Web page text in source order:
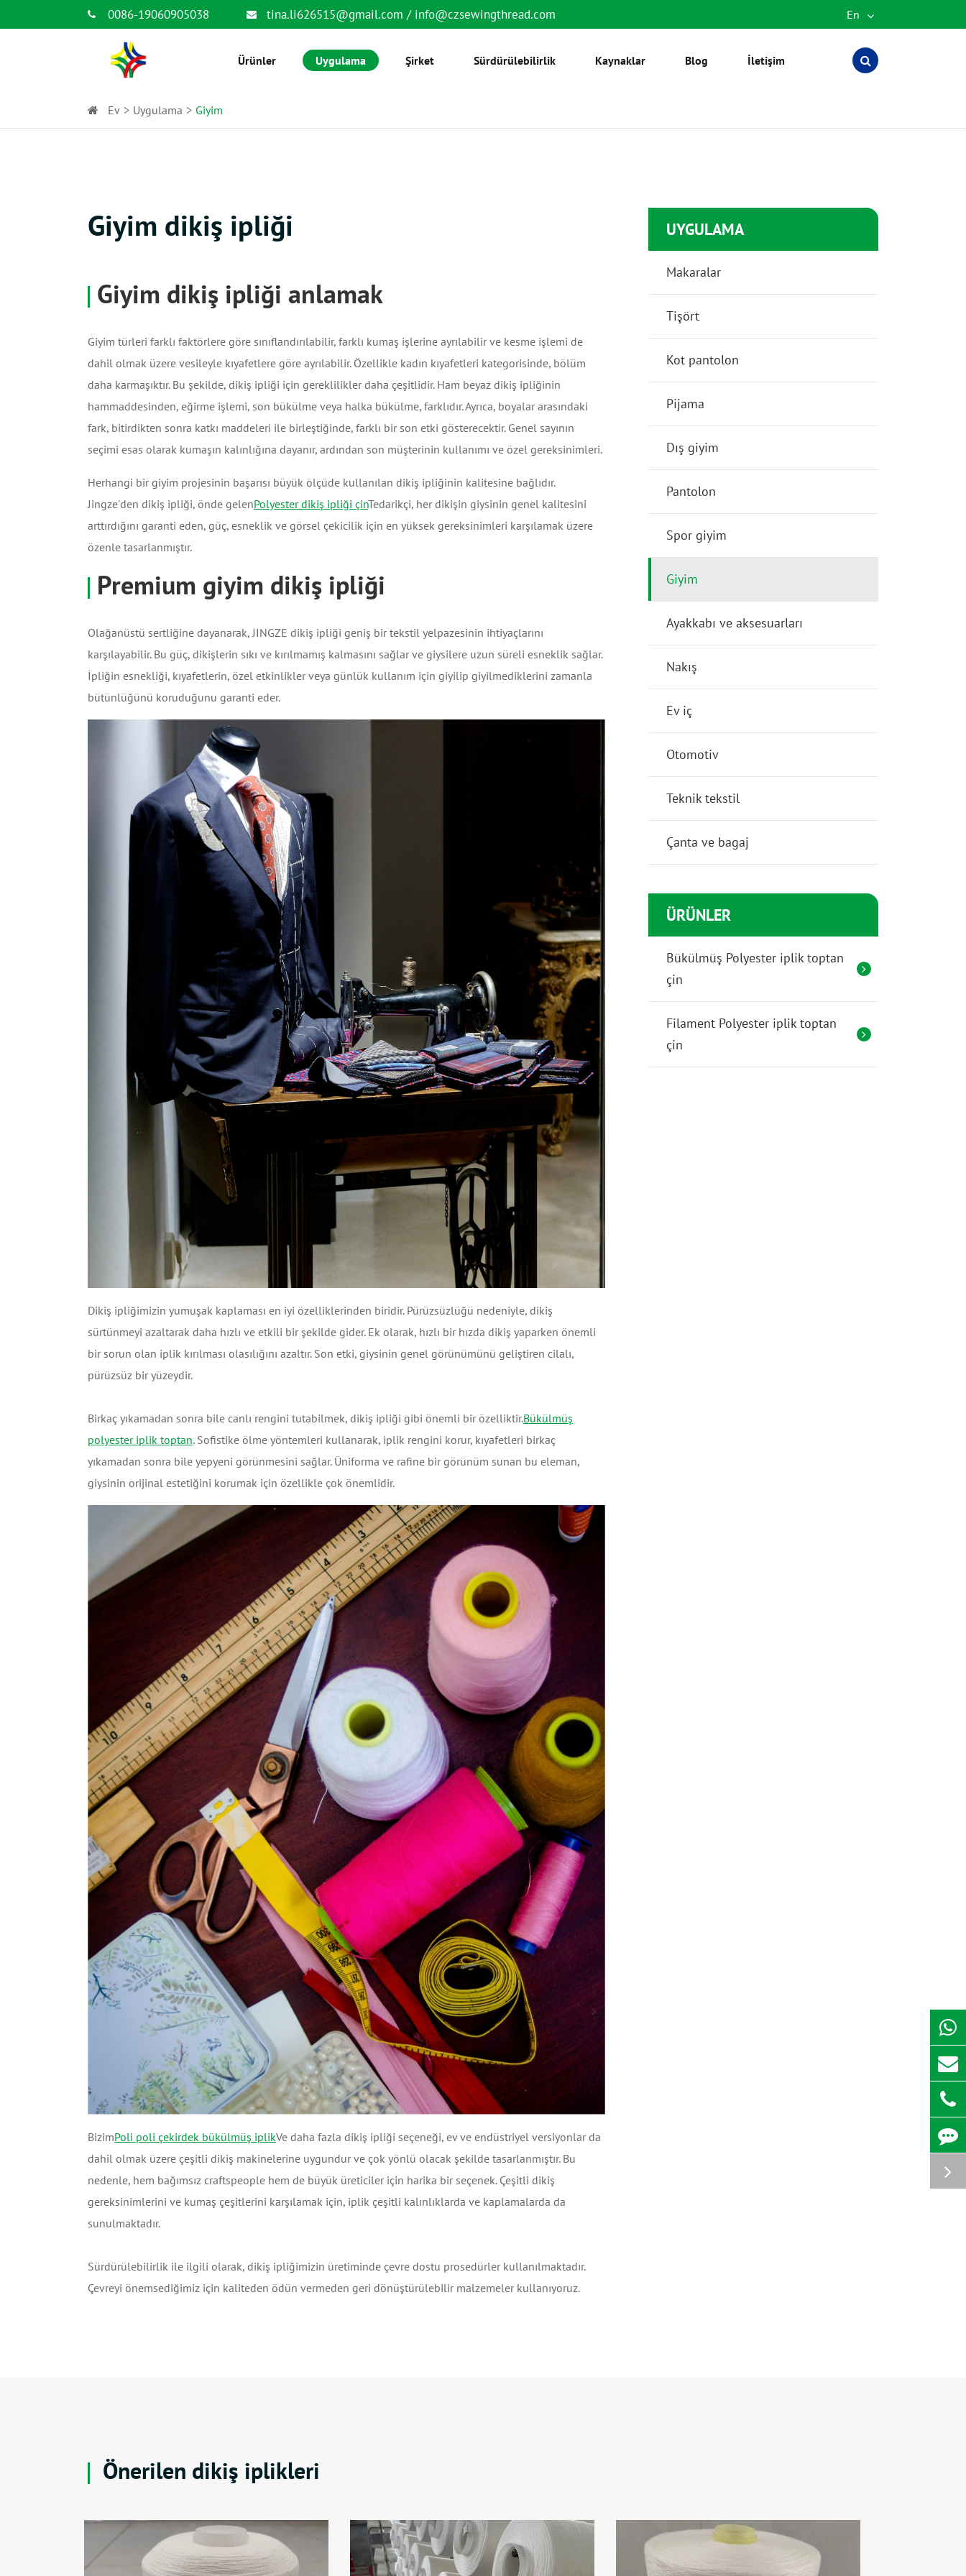
0086-19060905038 tina.li626515@gmail.com / info@czsewingthread.com En
Ürünler Uygulama Şirket Sürdürülebilirlik Kaynaklar Blog İletişim
Ev Uygulama Giyim
Giyim dikiş ipliği
Giyim dikiş ipliği anlamak
Giyim türleri farklı faktörlere göre sınıflandırılabilir, farklı kumaş işlerine ayrılabilir ve kesme işlemi de
dahil olmak üzere vesileyle kıyafetlere göre ayrılabilir. Özellikle kadın kıyafetleri kategorisinde, bölüm
daha karmaşıktır. Bu şekilde, dikiş ipliği için gereklilikler daha çeşitlidir. Ham beyaz dikiş ipliğinin
hammaddesinden, eğirme işlemi, son bükülme veya halka bükülme, farklıdır. Ayrıca, boyalar arasındaki
fark, bitirdikten sonra katkı maddeleri ile birleştiğinde, farklı bir son etki gösterecektir. Genel sayının
seçimi esas olarak kumaşın kalınlığına dayanır, ardından son müşterinin kullanımı ve özel gereksinimleri.
Herhangi bir giyim projesinin başarısı büyük ölçüde kullanılan dikiş ipliğinin kalitesine bağlıdır.
Jingze'den dikiş ipliği, önde gelenPolyester dikiş ipliği çinTedarikçi, her dikişin giysinin genel kalitesini
arttırdığını garanti eden, güç, esneklik ve görsel çekicilik için en yüksek gereksinimleri karşılamak üzere
özenle tasarlanmıştır.
Premium giyim dikiş ipliği
Olağanüstü sertliğine dayanarak, JINGZE dikiş ipliği geniş bir tekstil yelpazesinin ihtiyaçlarını
karşılayabilir. Bu güç, dikişlerin sıkı ve kırılmamış kalmasını sağlar ve giysilere uzun süreli esneklik sağlar.
İpliğin esnekliği, kıyafetlerin, özel etkinlikler veya günlük kullanım için giyilip giyilmediklerini zamanla
bütünlüğünü koruduğunu garanti eder.
Dikiş ipliğimizin yumuşak kaplaması en iyi özelliklerinden biridir. Pürüzsüzlüğü nedeniyle, dikiş
sürtünmeyi azaltarak daha hızlı ve etkili bir şekilde gider. Ek olarak, hızlı bir hızda dikiş yaparken önemli
bir sorun olan iplik kırılması olasılığını azaltır. Son etki, giysinin genel görünümünü geliştiren cilalı,
pürüzsüz bir yüzeydir.
Birkaç yıkamadan sonra bile canlı rengini tutabilmek, dikiş ipliği gibi önemli bir özelliktir.Bükülmüş
polyester iplik toptan. Sofistike ölme yöntemleri kullanarak, iplik rengini korur, kıyafetleri birkaç
yıkamadan sonra bile yepyeni görünmesini sağlar. Üniforma ve rafine bir görünüm sunan bu eleman,
giysinin orijinal estetiğini korumak için özellikle çok önemlidir.
BizimPoli poli çekirdek bükülmüş iplikVe daha fazla dikiş ipliği seçeneği, ev ve endüstriyel versiyonlar da
dahil olmak üzere çeşitli dikiş makinelerine uygundur ve çok yönlü olacak şekilde tasarlanmıştır. Bu
nedenle, hem bağımsız craftspeople hem de büyük üreticiler için harika bir seçenek. Çeşitli dikiş
gereksinimlerini ve kumaş çeşitlerini karşılamak için, iplik çeşitli kalınlıklarda ve kaplamalarda da
sunulmaktadır.
Sürdürülebilirlik ile ilgili olarak, dikiş ipliğimizin üretiminde çevre dostu prosedürler kullanılmaktadır.
Çevreyi önemsediğimiz için kaliteden ödün vermeden geri dönüştürülebilir malzemeler kullanıyoruz.
UYGULAMA
Makaralar
Tişört
Kot pantolon
Pijama
Dış giyim
Pantolon
Spor giyim
Giyim
Ayakkabı ve aksesuarları
Nakış
Ev iç
Otomotiv
Teknik tekstil
Çanta ve bagaj
ÜRÜNLER
Bükülmüş Polyester iplik toptan
çin
Filament Polyester iplik toptan
çin
Önerilen dikiş iplikleri